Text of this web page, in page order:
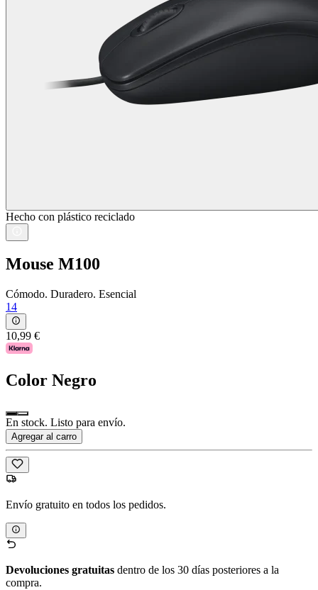
Hecho con plástico reciclado
Mouse M100
Cómodo. Duradero. Esencial
14
10,99 €
Color Negro
En stock. Listo para envío.
Agregar al carro
Envío gratuito en todos los pedidos.
Devoluciones gratuitas dentro de los 30 días posteriores a la
compra.